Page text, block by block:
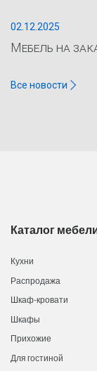
02.12.2025
Мебель на
Все новости
Каталог
Кухни
Распродажа
Шкаф-кровати
Шкафы
Прихожие
Для гостиной